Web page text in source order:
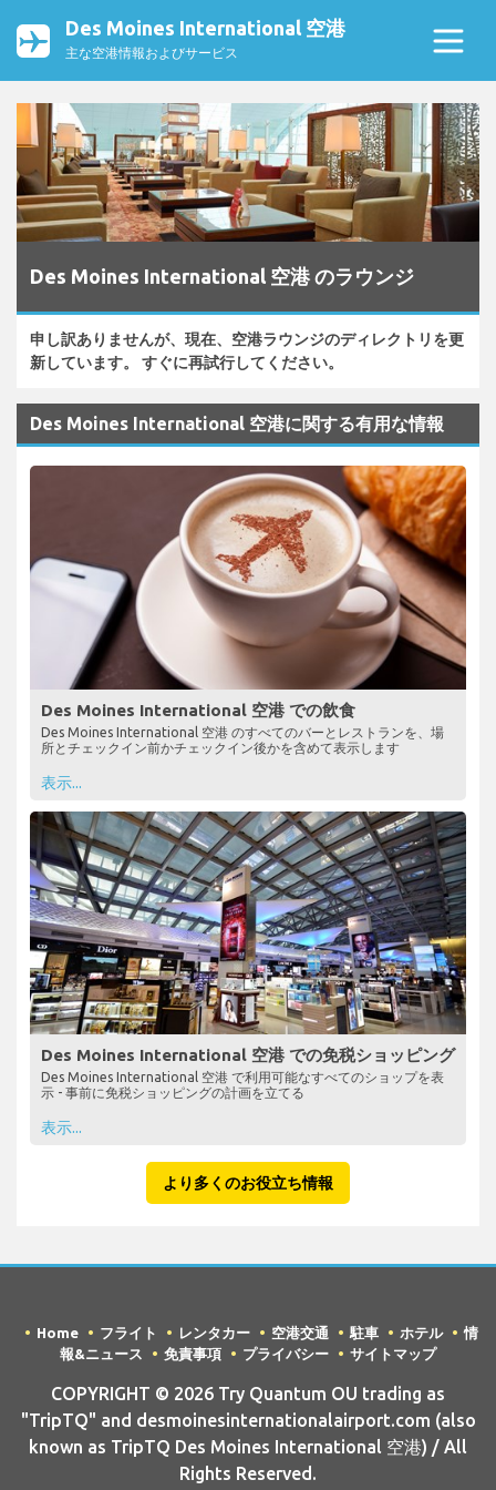
Des Moines International 空港
主な空港情報およびサービス
Des Moines International 空港 のラウンジ
申し訳ありませんが、現在、空港ラウンジのディレクトリを更
新しています。 すぐに再試行してください。
Des Moines International 空港に関する有用な情報
Des Moines International 空港 での飲食
Des Moines International 空港 のすべてのバーとレストランを、場
所とチェックイン前かチェックイン後かを含めて表示します
表示...
Des Moines International 空港 での免税ショッピング
Des Moines International 空港 で利用可能なすべてのショップを表
示 - 事前に免税ショッピングの計画を立てる
表示...
より多くのお役立ち情報
Home フライト レンタカー 空港交通 駐車 ホテル
情
報&ニュース
免責事項 プライバシー サイトマップ
COPYRIGHT © 2026 Try Quantum OU trading as
"TripTQ" and desmoinesinternationalairport.com (also
known as TripTQ Des Moines International 空港) / All
Rights Reserved.